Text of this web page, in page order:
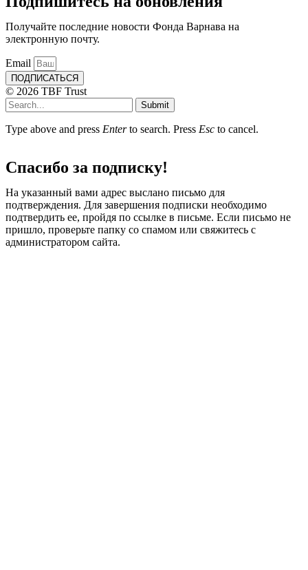
Получайте последние новости Фонда Варнава на
электронную почту.
Email
ПОДПИСАТЬСЯ
© 2026 TBF Trust
Submit
Type above and press Enterto search. Press Esc to cancel.
Спасибо за подписку!
На указанный вами адрес выслано письмо для
подтверждения. Для завершения подписки необходимо
подтвердить ее, пройдя по ссылке в письме. Если письмо не
пришло, проверьте папку со спамом или свяжитесь с
администратором сайта.